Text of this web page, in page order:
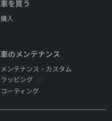
車を買う
購入
車のメンテナンス
メンテナンス・カスタム
ラッピング
コーティング